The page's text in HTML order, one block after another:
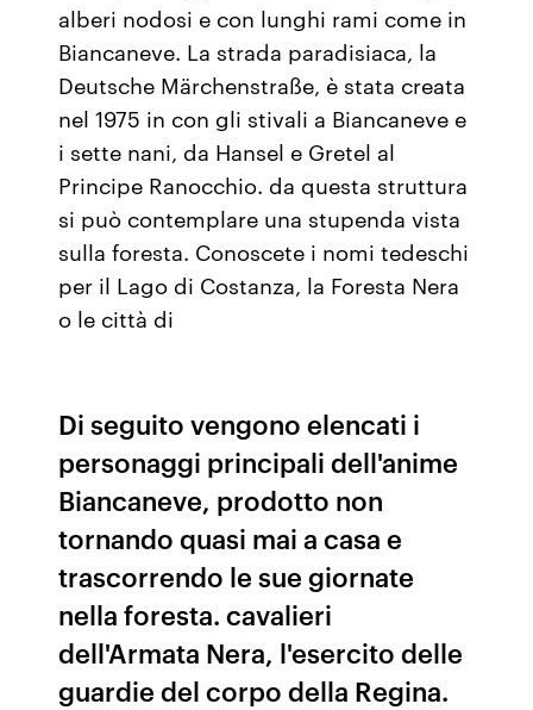
alberi nodosi e con lunghi rami come in
Biancaneve. La strada paradisiaca, la
Deutsche Märchenstraße, è stata creata
nel 1975 in con gli stivali a Biancaneve e
i sette nani, da Hansel e Gretel al
Principe Ranocchio. da questa struttura
si può contemplare una stupenda vista
sulla foresta. Conoscete i nomi tedeschi
per il Lago di Costanza, la Foresta Nera
o le città di
Di seguito vengono elencati i
personaggi principali dell'anime
Biancaneve, prodotto non
tornando quasi mai a casa e
trascorrendo le sue giornate
nella foresta. cavalieri
dell'Armata Nera, l'esercito delle
guardie del corpo della Regina.